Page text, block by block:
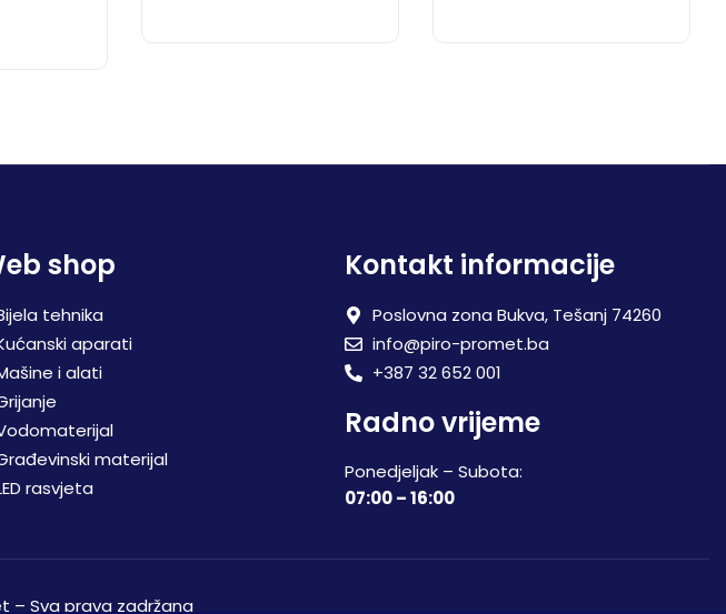
shop
tehnika
aparati
i alati
materijal
rasvjeta
Kontakt informacije
Poslovna zona Bukva, Tešanj 74260
info@piro-promet.ba
+387 32 652 001
Radno vrijeme
Ponedjeljak – Subota:
07:00 – 16:00
– Sva prava zadržana